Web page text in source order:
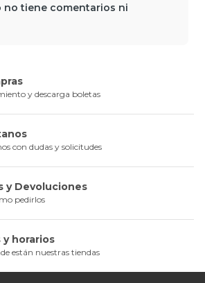
no tiene comentarios ni
y descarga boletas
con dudas y solicitudes
y Devoluciones
pedirlos
y horarios
están nuestras tiendas